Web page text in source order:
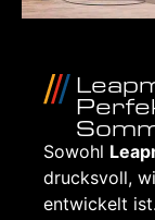
Sowohl
drucks­voll,
ent­wi­ckelt ist.